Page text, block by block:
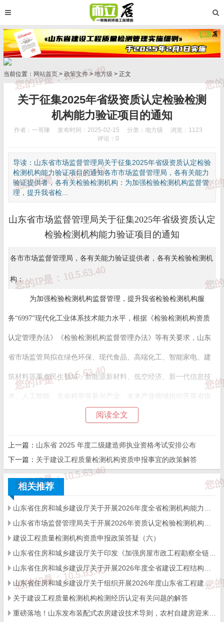
当前位置： 网站首页 > 政策文件>地方级 > 正文
关于征集2025年省级资质认定检验检测
机构能力验证项目的通知
作者：一哥陳 发布时间：2025-02-15 分类： 地方级
浏览：1123
评论：0
导读：山东省市场监督管理局关于征集2025年省级资质认定检验
检测机构能力验证项目的通知各市市场监督管理局，各有关能力
验证提供者，各有关检验检测机构：为加强检验检测机构监督管
理，提升我省检...
山东省市场监督管理局关于征集2025年省级资质认定
检验检测机构能力验证项目的通知
各市市场监督管理局，各有关能力验证提供者，各有关检验检测机
构：
为加强检验检测机构监督管理，提升我省检验检测机构服
务“6997”现代化工业体系技术能力水平，根据《检验检测机构资质
认定管理办法》《检验检测机构监督管理办法》等有关要求，山东
省市场监管局拟在绿色环保、现代食品、高端化工、智能家电、建
筑材料等重点民生领域，新能源新材料、低空经济、新一代信息技
术、人工智能、生命科学等新兴产业、未来产业领域组织开展省级
资质认定检验检测机构能力验证工作。现就征集2025年检验检测能
一、能力验证项目要求
请各有关能力验证提供者、各有关检验检测机构，结合重点
产业发展和检验检测机构管理需要，提出拟申请的能力验证项目。
能力验证项目应具备代表性、创新性，重点服务我省“6997”现代化
能力验证项目应具有较成熟的检验检测方法标准和可靠的结果评定
方法，能够有效反映相关领域检验检测机构的技术水平。能力验证
预计参加的检验检测机构数量原则上不少于50家（新兴产业、未来
产业领域参加机构数量可适当减少），预算原则上不高于10万元。
阅读全文
上一篇： 山东省 2025 年度二级建造师执业资格考试安排公布
下一篇： 关于建设工程质量检测机构资质申报事宜的政策解答
相关推荐
建设工程质量检测机构资质申报政策答疑（六）
山东省住房和城乡建设厅关于组织开展2026年度山东省工程建设泰山杯奖申报工作的通知
关于建设工程质量检测机构检测经历认定有关问题的解答